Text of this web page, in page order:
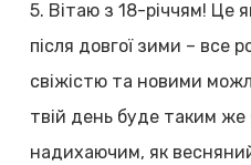
5. Вітаю з 18-річчям! Це
після довгої зими – все
свіжістю та новими
твій день буде таким же
надихаючим, як